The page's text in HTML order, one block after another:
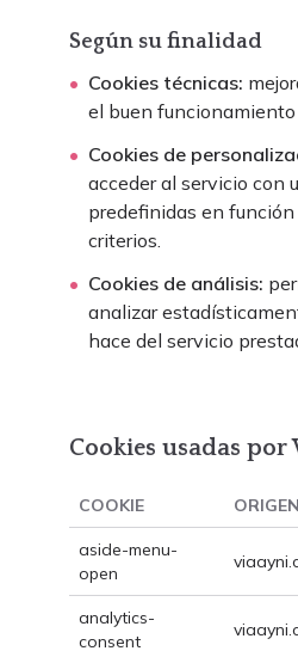
Según su finalidad
Cookies técnicas:
el buen
Cookies de
acceder al servicio con
predefinidas en función
criterios.
Cookies de análisis:
analizar
hace del servicio
Cookies usadas por
COOKIE ORIGEN
aside-menu-
open
analytics-
consent